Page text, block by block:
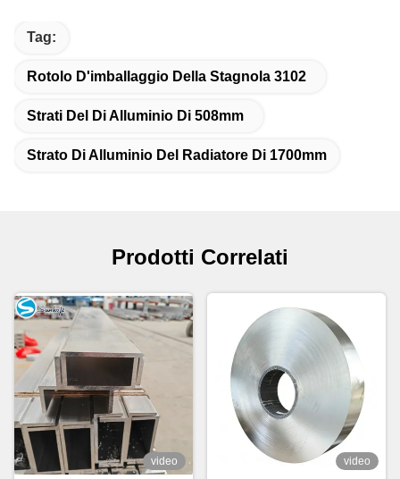
Tag:
Rotolo D'imballaggio Della Stagnola 3102
Strati Del Di Alluminio Di 508mm
Strato Di Alluminio Del Radiatore Di 1700mm
Prodotti Correlati
video video